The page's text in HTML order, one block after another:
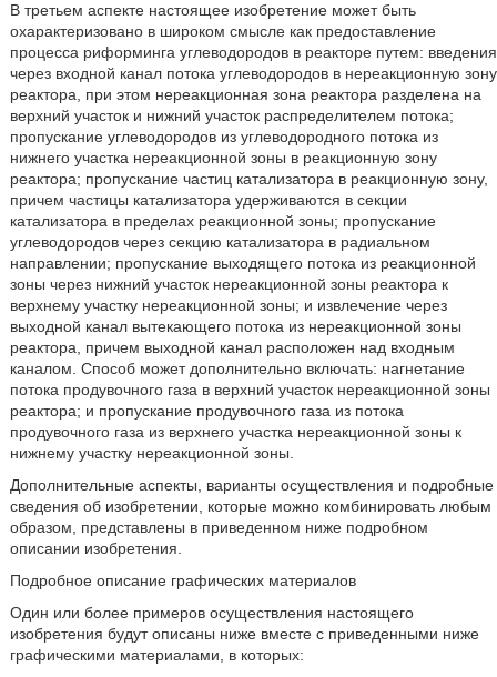
В третьем аспекте настоящее изобретение может быть
охарактеризовано в широком смысле как предоставление
процесса риформинга углеводородов в реакторе путем: введения
через входной канал потока углеводородов в нереакционную зону
реактора, при этом нереакционная зона реактора разделена на
верхний участок и нижний участок распределителем потока;
пропускание углеводородов из углеводородного потока из
нижнего участка нереакционной зоны в реакционную зону
реактора; пропускание частиц катализатора в реакционную зону,
причем частицы катализатора удерживаются в секции
катализатора в пределах реакционной зоны; пропускание
углеводородов через секцию катализатора в радиальном
направлении; пропускание выходящего потока из реакционной
зоны через нижний участок нереакционной зоны реактора к
верхнему участку нереакционной зоны; и извлечение через
выходной канал вытекающего потока из нереакционной зоны
реактора, причем выходной канал расположен над входным
каналом. Способ может дополнительно включать: нагнетание
потока продувочного газа в верхний участок нереакционной зоны
реактора; и пропускание продувочного газа из потока
продувочного газа из верхнего участка нереакционной зоны к
нижнему участку нереакционной зоны.
Дополнительные аспекты, варианты осуществления и подробные
сведения об изобретении, которые можно комбинировать любым
образом, представлены в приведенном ниже подробном
описании изобретения.
Подробное описание графических материалов
Один или более примеров осуществления настоящего
изобретения будут описаны ниже вместе с приведенными ниже
графическими материалами, в которых: